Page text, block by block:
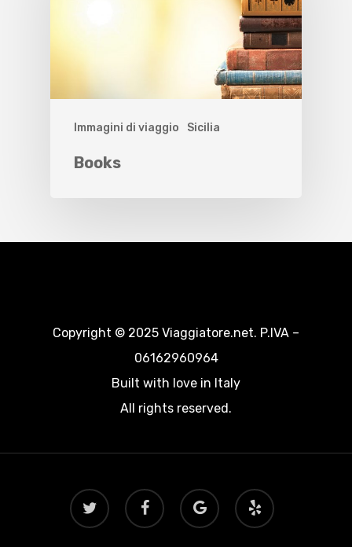
Immagini di viaggio Sicilia
Books
Copyright © 2025 Viaggiatore.net. P.IVA –
06162960964
Built with love in Italy
All rights reserved.
twitter facebook
google-
plus
yelp